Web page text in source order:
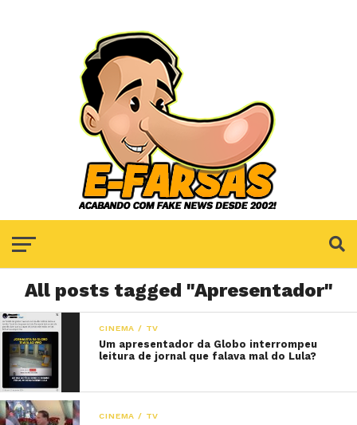
All posts tagged "Apresentador"
CINEMA / TV
Um apresentador da Globo interrompeu
leitura de jornal que falava mal do Lula?
CINEMA / TV